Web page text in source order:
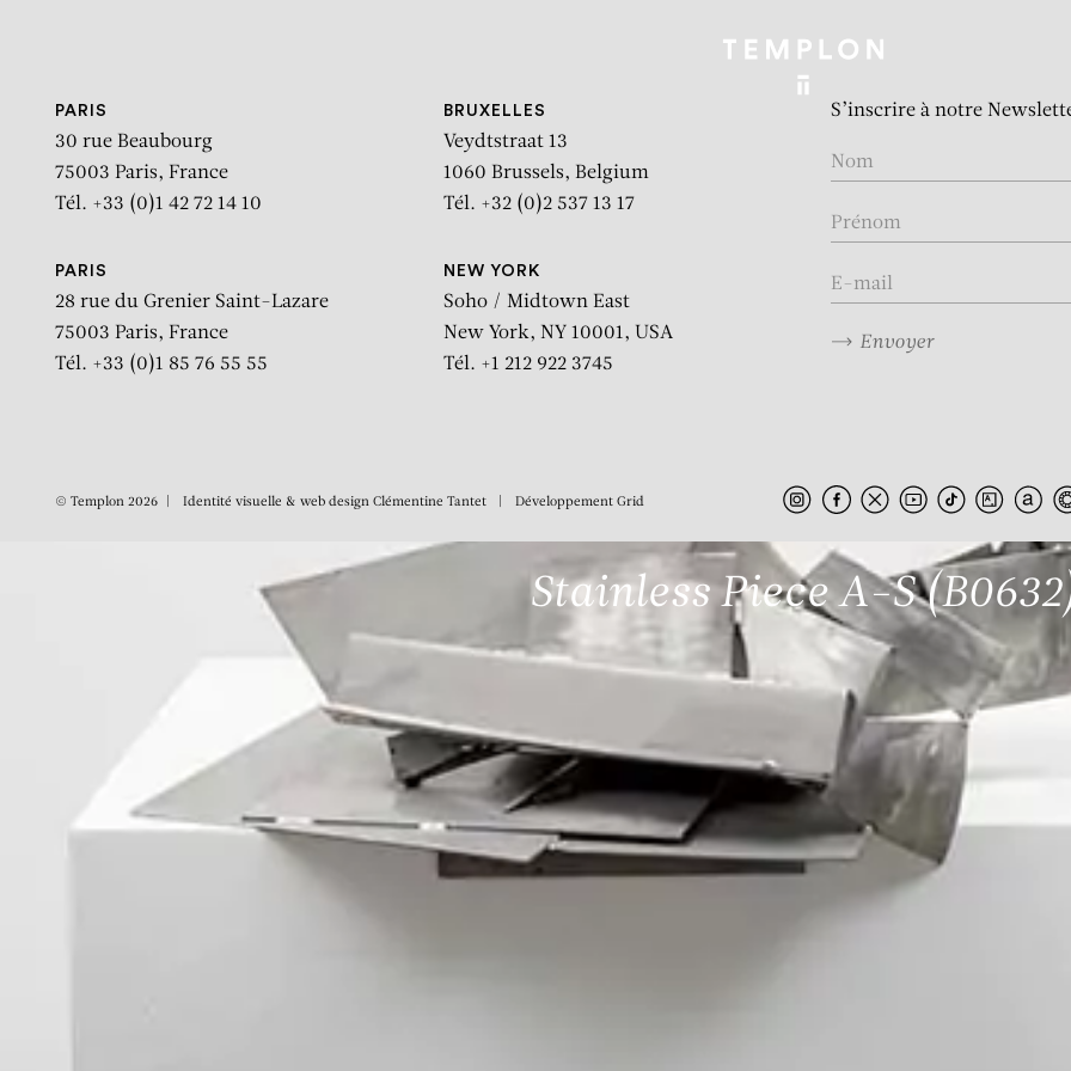
Stainless Piece A-S
PARIS
30 rue Beaubourg
75003 Paris, France
Tél. +33 (0)1 42 72 14 10
BRUXELLES
Veydtstraat 13
1060 Brussels, Belgium
Tél. +32 (0)2 537 13 17
PARIS
28 rue du Grenier Saint-Lazare
75003 Paris, France
Tél. +33 (0)1 85 76 55 55
NEW YORK
Soho / Midtown East
New York, NY 10001, USA
Tél. +1 212 922 3745
S’inscrire à notre
Envoyer
© Templon 2026 Identité visuelle & web design Clémentine Tantet Développement Grid